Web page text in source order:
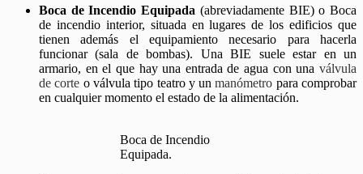
Boca de Incendio Equipada (abreviadamente BIE) o Boca
de incendio interior, situada en lugares de los edificios que
tienen además el equipamiento necesario para hacerla
funcionar (sala de bombas). Una BIE suele estar en un
armario, en el que hay una entrada de agua con una válvula
de corte o válvula tipo teatro y unmanómetro para comprobar
en cualquier momento el estado de la alimentación.
Boca de Incendio
Equipada.